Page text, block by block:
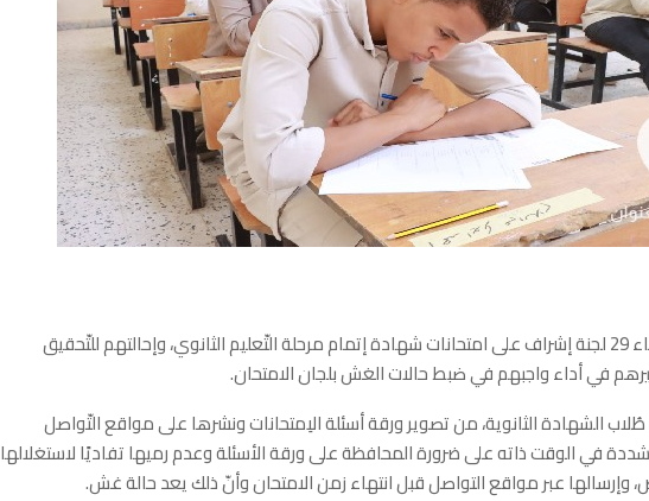
وأشار إلى إعفاء 29 لجنة إشراف على امتحانات شهادة إتمام مرحلة التّعليم الثانوي، وإحالتهم للتّحقيق
في أداء واجبهم في ضبط حالات الغش بلجان الامتحان.
طُلاب الشهادة الثانوية، من تصوير ورقة أسئلة الاِمتحانات ونشرها على مواقع التّواصل
في الوقت ذاته على ضرورة المحافظة على ورقة الأسئلة وعدم رميها تفاديًا لاستغلالها
وإرسالها عبر مواقع التواصل قبل انتهاء زمن الامتحان وأنّ ذلك يعد حالة غش.